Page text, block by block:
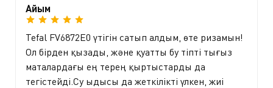
Айым
Tefal FV6872E0 үтігін сатып алдым, өте ризамын!
Ол бірден қызады, және қуатты бу тіпті тығыз
маталардағы ең терең қыртыстарды да
тегістейді.Су ыдысы да жеткілікті үлкен, жиі